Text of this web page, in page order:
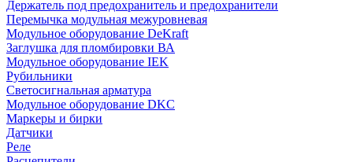
Держатель под предохранитель и предохранители
Перемычка модульная межуровневая
Модульное оборудование DeKraft
Заглушка для пломбировки ВА
Модульное оборудование IEK
Рубильники
Светосигнальная арматура
Модульное оборудование DKC
Маркеры и бирки
Датчики
Реле